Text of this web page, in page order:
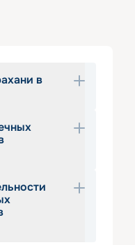
в
из
с
глубинки и
природой
туров
выбрать
масштаба.